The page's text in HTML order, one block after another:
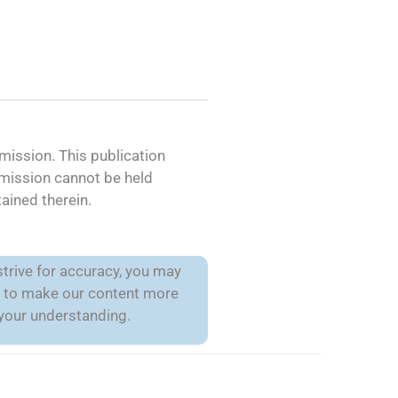
This publication
cannot be held
therein.
for accuracy, you may
make our content more
understanding.